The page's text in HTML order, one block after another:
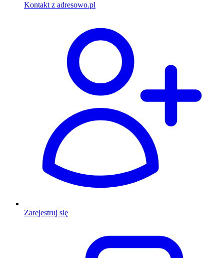
Kontakt z adresowo.pl
Zarejestruj się